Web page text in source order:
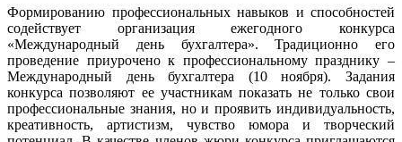
Формированию профессиональных навыков и способностей
содействует организация ежегодного конкурса
«Международный день бухгалтера». Традиционно его
проведение приурочено к профессиональному празднику –
Международный день бухгалтера (10 ноября). Задания
конкурса позволяют ее участникам показать не только свои
профессиональные знания, но и проявить индивидуальность,
креативность, артистизм, чувство юмора и творческий